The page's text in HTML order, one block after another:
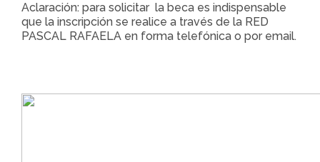
Aclaración: para solicitar la beca es indispensable
que la inscripción se realice a través de la RED
PASCAL RAFAELA en forma telefónica o por email.